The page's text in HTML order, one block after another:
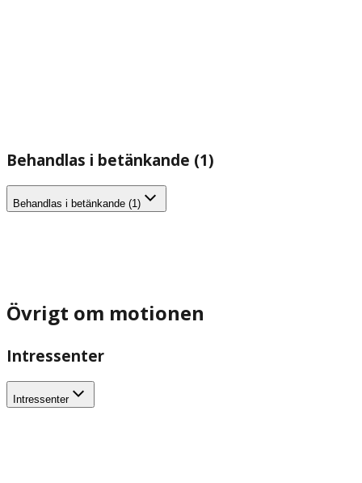
Behandlas i betänkande (1)
Behandlas i betänkande (1)
Övrigt om motionen
Intressenter
Intressenter